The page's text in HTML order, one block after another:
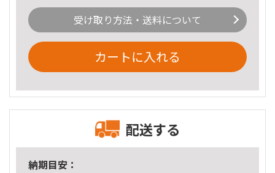
受け取り方法・送料について
カートに入れる
配送する
納期目安：